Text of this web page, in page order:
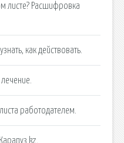
листе? Расшифровка
как действовать.
работодателем.